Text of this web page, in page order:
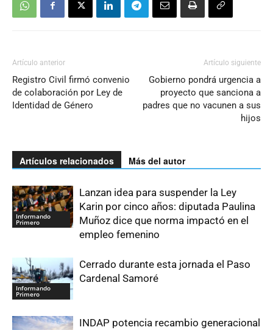
Artículo anterior
Registro Civil firmó convenio
de colaboración por Ley de
Identidad de Género
Artículo siguiente
Gobierno pondrá urgencia a
proyecto que sanciona a
padres que no vacunen a sus
hijos
Artículos relacionados Más del autor
Informando
Primero
Lanzan idea para suspender la Ley
Karin por cinco años: diputada Paulina
Muñoz dice que norma impactó en el
empleo femenino
Informando
Primero
Cerrado durante esta jornada el Paso
Cardenal Samoré
INDAP potencia recambio generacional